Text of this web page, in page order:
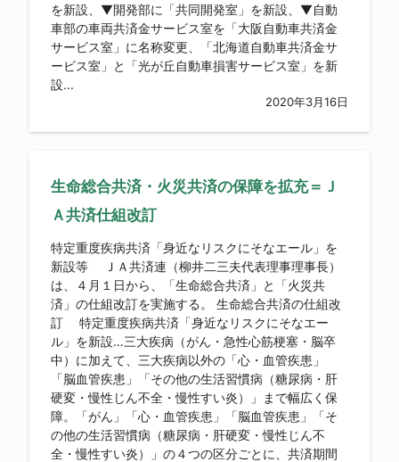
を新設、▼開発部に「共同開発室」を新設、▼自動
車部の車両共済金サービス室を「大阪自動車共済金
サービス室」に名称変更、「北海道自動車共済金サ
ービス室」と「光が丘自動車損害サービス室」を新
設...
2020年3月16日
生命総合共済・火災共済の保障を拡充＝Ｊ
Ａ共済仕組改訂
特定重度疾病共済「身近なリスクにそなエール」を
新設等 ＪＡ共済連（柳井二三夫代表理事理事長）
は、４月１日から、「生命総合共済」と「火災共
済」の仕組改訂を実施する。 生命総合共済の仕組改
訂 特定重度疾病共済「身近なリスクにそなエー
ル」を新設…三大疾病（がん・急性心筋梗塞・脳卒
中）に加えて、三大疾病以外の「心・血管疾患」
「脳血管疾患」「その他の生活習慣病（糖尿病・肝
硬変・慢性じん不全・慢性すい炎）」まで幅広く保
障。「がん」「心・血管疾患」「脳血管疾患」「そ
の他の生活習慣病（糖尿病・肝硬変・慢性じん不
全・慢性すい炎）」の４つの区分ごとに、共済期間